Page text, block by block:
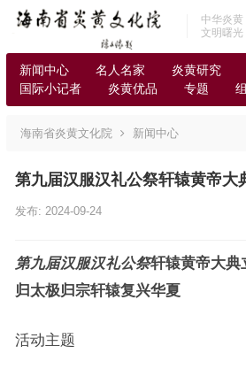
中华炎黄
文明曙光
新闻中心 名人名家 炎黄研究
国际小记者
炎黄优品 专题
海南省炎黄文化院 新闻中心
第九届汉服汉礼公祭轩辕黄帝大
发布: 2024-09-24
第九届汉服汉礼公祭轩辕黄帝大典
归太极归宗轩辕复兴华夏
活动主题